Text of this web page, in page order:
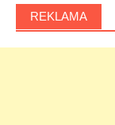
REKLAMA